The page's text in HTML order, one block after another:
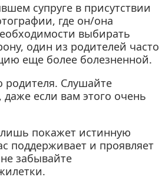
супруге в присутствии
где он/она
выбирать
один из родителей часто
еще более болезненной.
родителя. Слушайте
если вам этого очень
лишь покажет истинную
поддерживает и проявляет
забывайте